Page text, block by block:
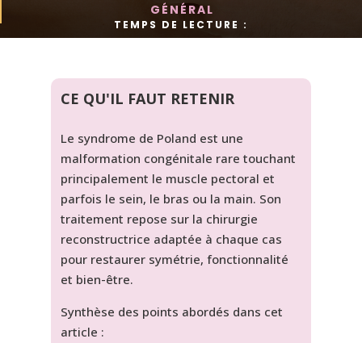
GÉNÉRAL
TEMPS DE LECTURE :
CE QU'IL FAUT RETENIR
Le syndrome de Poland est une
malformation congénitale rare touchant
principalement le muscle pectoral et
parfois le sein, le bras ou la main. Son
traitement repose sur la chirurgie
reconstructrice adaptée à chaque cas
pour restaurer symétrie, fonctionnalité
et bien-être.
Synthèse des points abordés dans cet
article :